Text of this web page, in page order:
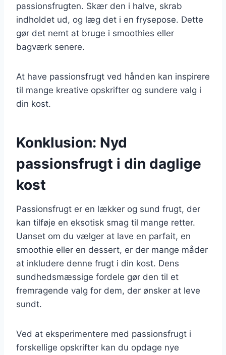
passionsfrugten. Skær den i halve, skrab
indholdet ud, og læg det i en frysepose. Dette
gør det nemt at bruge i smoothies eller
bagværk senere.
At have passionsfrugt ved hånden kan inspirere
til mange kreative opskrifter og sundere valg i
din kost.
Konklusion: Nyd
passionsfrugt i din daglige
kost
Passionsfrugt er en lækker og sund frugt, der
kan tilføje en eksotisk smag til mange retter.
Uanset om du vælger at lave en parfait, en
smoothie eller en dessert, er der mange måder
at inkludere denne frugt i din kost. Dens
sundhedsmæssige fordele gør den til et
fremragende valg for dem, der ønsker at leve
sundt.
Ved at eksperimentere med passionsfrugt i
forskellige opskrifter kan du opdage nye